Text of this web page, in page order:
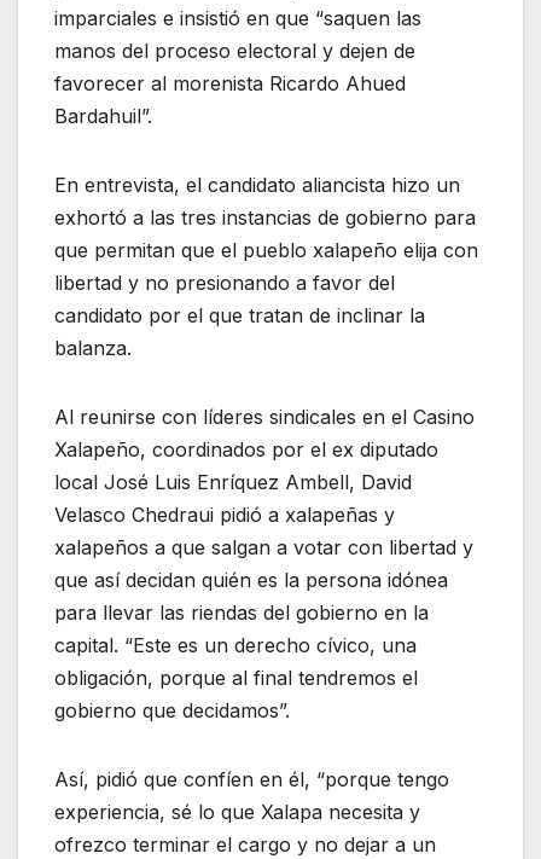
imparciales e insistió en que “saquen las
manos del proceso electoral y dejen de
favorecer al morenista Ricardo Ahued
Bardahuil”.
En entrevista, el candidato aliancista hizo un
exhortó a las tres instancias de gobierno para
que permitan que el pueblo xalapeño elija con
libertad y no presionando a favor del
candidato por el que tratan de inclinar la
balanza.
Al reunirse con líderes sindicales en el Casino
Xalapeño, coordinados por el ex diputado
local José Luis Enríquez Ambell, David
Velasco Chedraui pidió a xalapeñas y
xalapeños a que salgan a votar con libertad y
que así decidan quién es la persona idónea
para llevar las riendas del gobierno en la
capital. “Este es un derecho cívico, una
obligación, porque al final tendremos el
gobierno que decidamos”.
Así, pidió que confíen en él, “porque tengo
experiencia, sé lo que Xalapa necesita y
ofrezco terminar el cargo y no dejar a un